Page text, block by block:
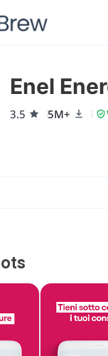
Enel
3.5 5M+